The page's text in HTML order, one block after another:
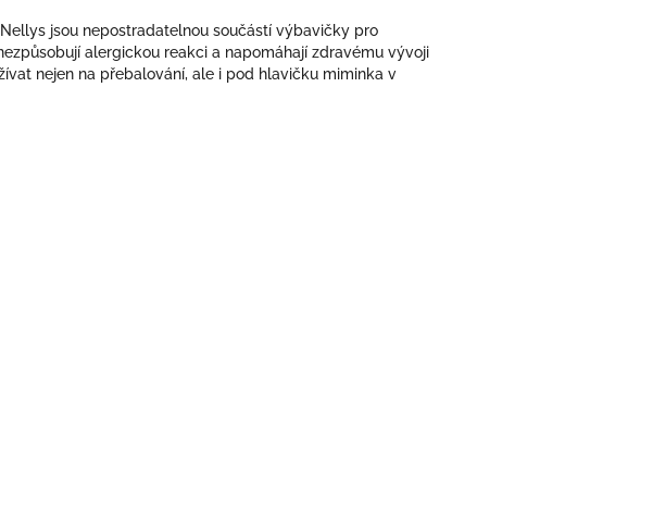
jsou nepostradatelnou součástí výbavičky pro
alergickou reakci a napomáhají zdravému vývoji
nejen na přebalování, ale i pod hlavičku miminka v